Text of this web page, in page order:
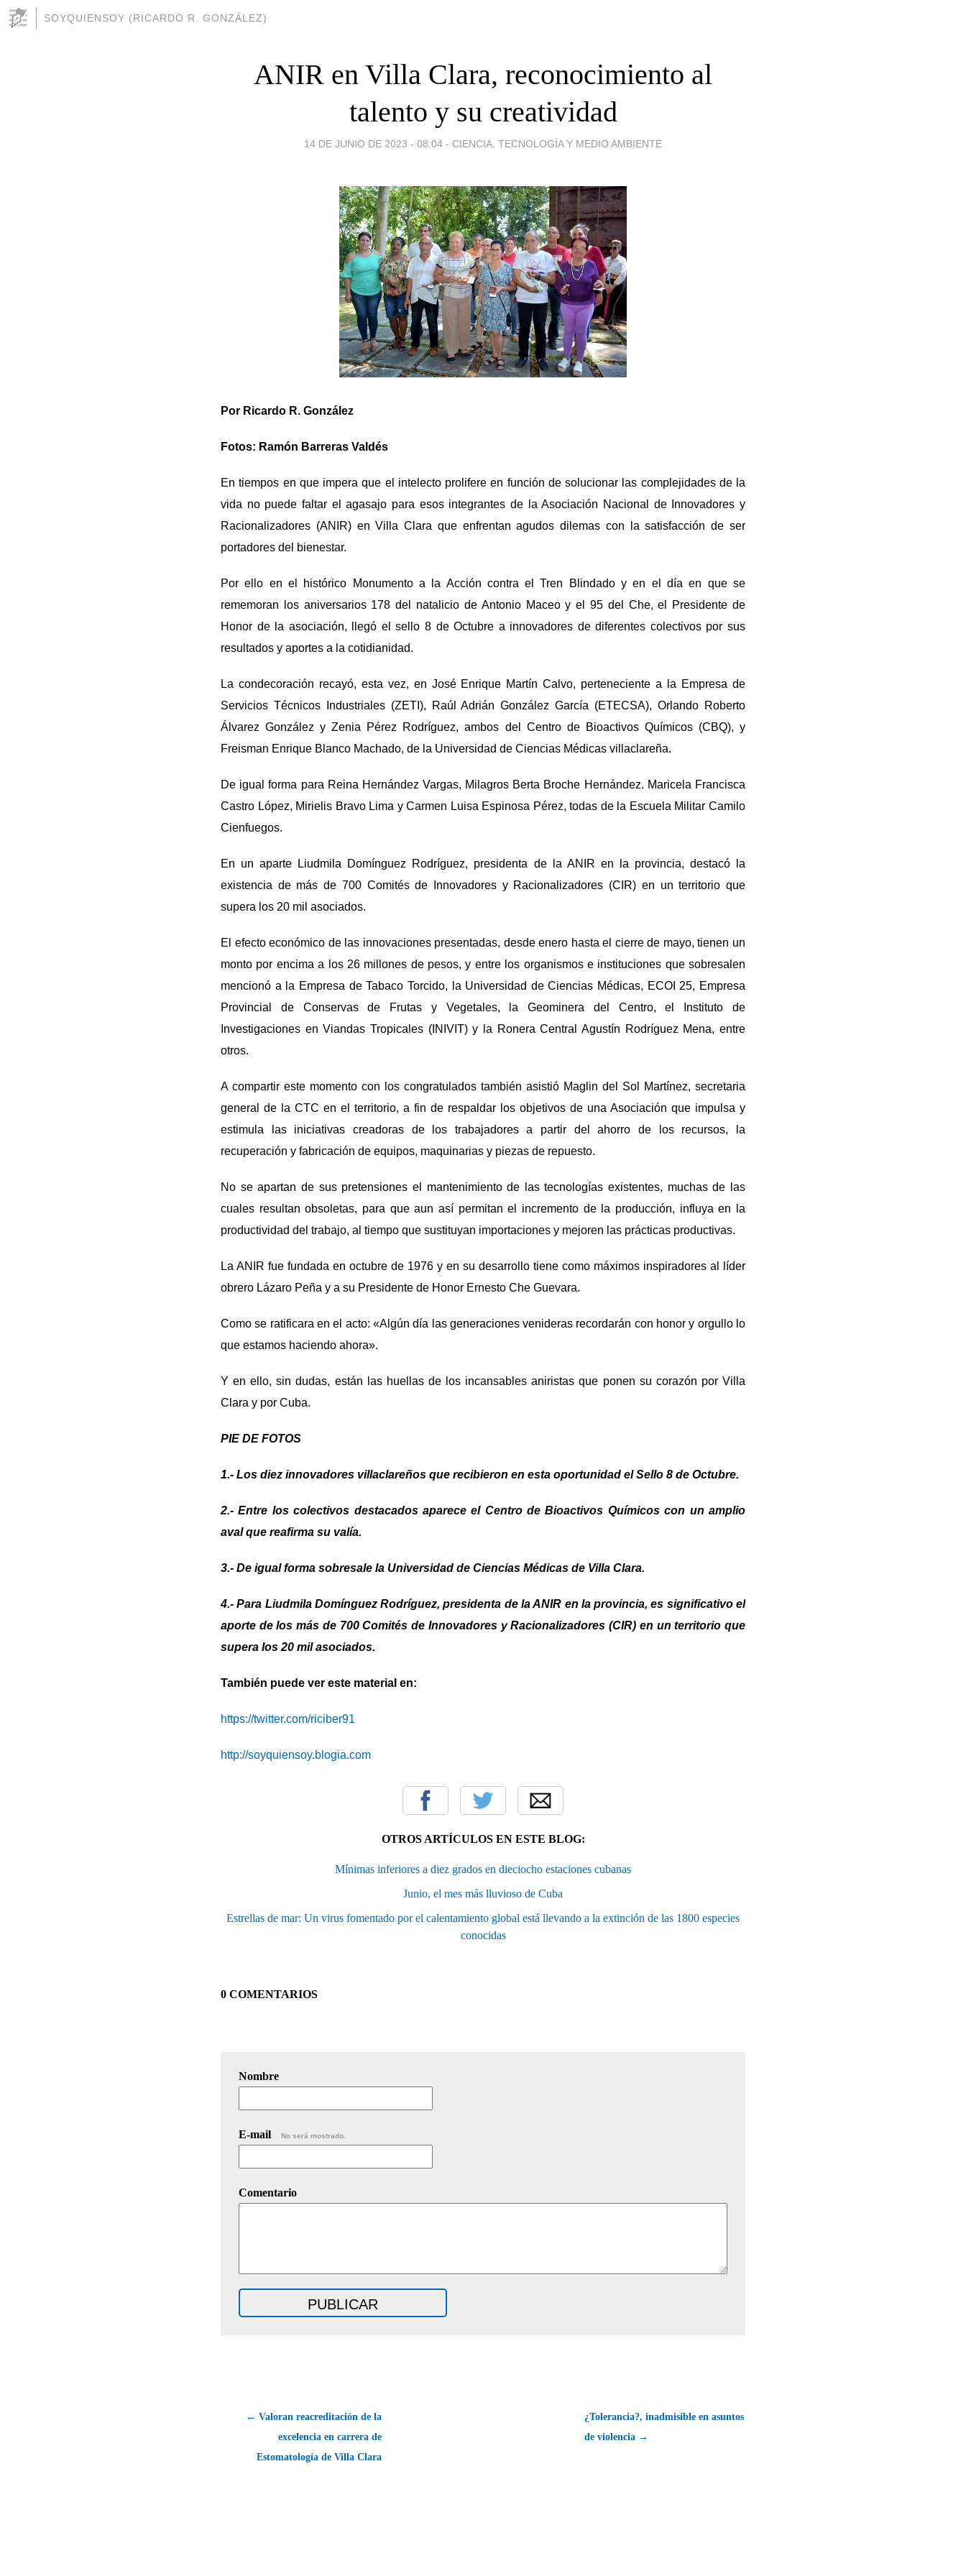
SOYQUIENSOY (RICARDO R. GONZÁLEZ)
ANIR en Villa Clara, reconocimiento al
talento y su creatividad
14 DE JUNIO DE 2023 - 08:04 - CIENCIA, TECNOLOGÍA Y MEDIO AMBIENTE
Por Ricardo R. González
Fotos: Ramón Barreras Valdés
En tiempos en que impera que el intelecto prolifere en función de solucionar las complejidades de la
vida no puede faltar el agasajo para esos integrantes de la Asociación Nacional de Innovadores y
Racionalizadores (ANIR) en Villa Clara que enfrentan agudos dilemas con la satisfacción de ser
portadores del bienestar.
Por ello en el histórico Monumento a la Acción contra el Tren Blindado y en el día en que se
rememoran
los aniversarios 178 del natalicio de Antonio Maceo y el 95 del Che, e l Presidente de
Honor de la asociación, llegó el sello 8 de Octubre a innovadores de diferentes colectivos por sus
resultados y aportes a la cotidianidad.
La condecoración recayó, esta vez, en José Enrique Martín Calvo, perteneciente a la Empresa de
Servicios Técnicos Industriales (ZETI), Raúl Adrián González García (ETECSA), Orlando Roberto
Álvarez González y Zenia Pérez Rodríguez, ambos del Centro de Bioactivos Químicos (CBQ), y
Freisman Enrique Blanco Machado, de la Universidad de Ciencias Médicas villaclareña.
De igual forma para Reina Hernández Vargas, Milagros Berta Broche Hernández. Maricela Francisca
Castro López, Mirielis Bravo Lima y Carmen Luisa Espinosa Pérez, todas de la Escuela Militar Camilo
Cienfuegos.
En un aparte Liudmila Domínguez Rodríguez, presidenta de la ANIR en la provincia, destacó la
existencia de más de 700 Comités de Innovadores y Racionalizadores (CIR) en un territorio que
supera los 20 mil asociados.
El efecto económico de las innovaciones presentadas, desde enero hasta el cierre de mayo, tienen un
monto por encima a los 26 millones de pesos, y entre los organismos e instituciones que sobresalen
mencionó a la Empresa de Tabaco Torcido, la Universidad de Ciencias Médicas, ECOI 25, Empresa
Provincial de Conservas de Frutas y Vegetales, la Geominera del Centro, el Instituto de
Investigaciones en Viandas Tropicales (INIVIT) y la Ronera Central Agustín Rodríguez Mena, entre
otros.
A compartir este momento con los congratulados también asistió Maglin del Sol Martínez, secretaria
general de la CTC en el territorio, a fin de respaldar los objetivos de una Asociación que impulsa y
estimula las iniciativas creadoras de los trabajadores a partir del ahorro de los recursos, la
recuperación y fabricación de equipos, maquinarias y piezas de repuesto.
No se apartan de sus pretensiones el mantenimiento de las tecnologías existentes, muchas de las
cuales resultan obsoletas, para que aun así permitan el incremento de la producción, influya en la
productividad del trabajo, al tiempo que sustituyan importaciones y mejoren las prácticas productivas.
La ANIR fue fundada en octubre de 1976 y en su desarrollo tiene como máximos inspiradores al líder
obrero Lázaro Peña y a su Presidente de Honor Ernesto Che Guevara.
Como se ratificara en el acto: «Algún día las generaciones venideras recordarán con honor y orgullo lo
que estamos haciendo ahora».
Y en ello, sin dudas, están las huellas de los incansables aniristas que ponen su corazón por Villa
Clara y por Cuba.
PIE DE FOTOS
1.- Los diez innovadores villaclareños que recibieron en esta oportunidad el Sello 8 de Octubre.
2.- Entre los colectivos destacados aparece el Centro de Bioactivos Químicos con un amplio
aval que reafirma su valía.
3.- De igual forma sobresale la Universidad de Ciencias Médicas de Villa Clara.
4.- Para Liudmila Domínguez Rodríguez, presidenta de la ANIR en la provincia, es significativo el
aporte de los más de 700 Comités de Innovadores y Racionalizadores (CIR) en un territorio que
supera los 20 mil asociados.
También puede ver este material en:
https://twitter.com/riciber91
http://soyquiensoy.blogia.com
OTROS ARTÍCULOS EN ESTE BLOG:
Mínimas inferiores a diez grados en dieciocho estaciones cubanas
Junio, el mes más lluvioso de Cuba
Estrellas de mar: Un virus fomentado por el calentamiento global está llevando a la extinción de las 1800 especies
conocidas
0 COMENTARIOS
Nombre
E-mail No será mostrado.
Comentario
← Valoran reacreditación de la
excelencia en carrera de
Estomatología de Villa Clara
¿Tolerancia?, inadmisible en asuntos
de violencia →